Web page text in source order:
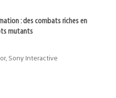
: des combats riches en
mutants
Sony Interactive